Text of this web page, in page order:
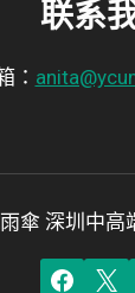
联系
：
傘 深圳中高